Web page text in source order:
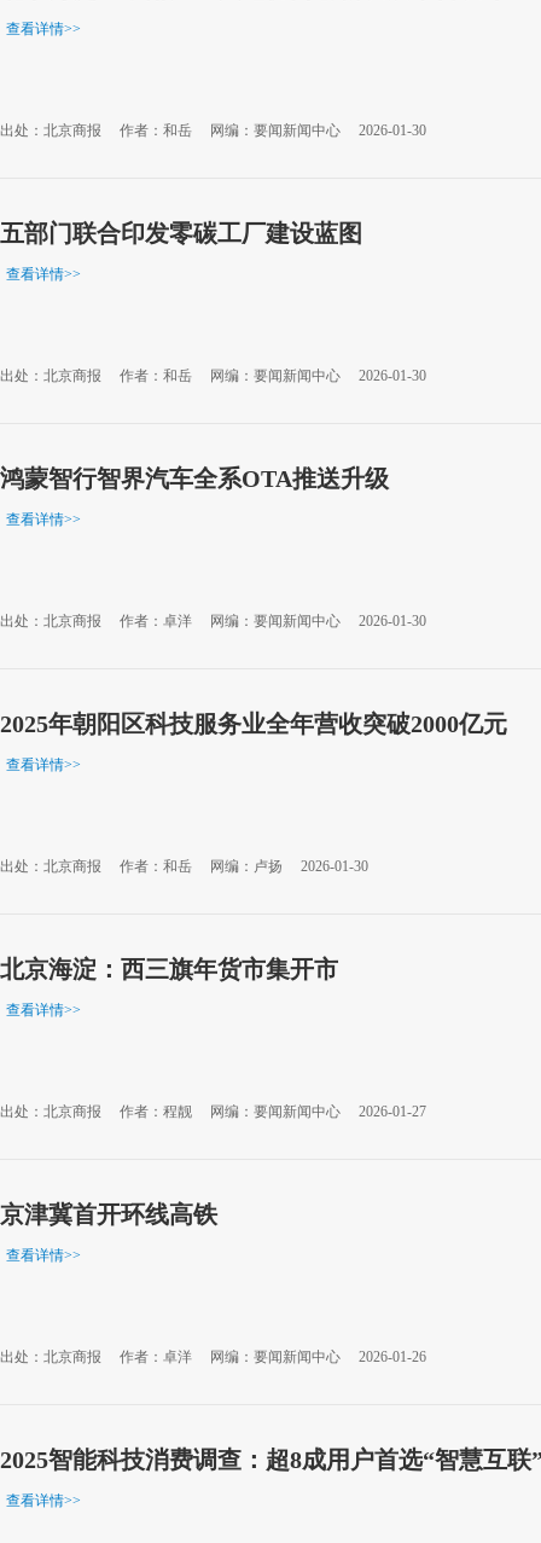
查看详情>>
出处：北京商报 作者：和岳 网编：要闻新闻中心 2026-01-30
五部门联合印发零碳工厂建设蓝图
查看详情>>
出处：北京商报 作者：和岳 网编：要闻新闻中心 2026-01-30
鸿蒙智行智界汽车全系OTA推送升级
查看详情>>
出处：北京商报 作者：卓洋 网编：要闻新闻中心 2026-01-30
2025年朝阳区科技服务业全年营收突破2000亿元
查看详情>>
出处：北京商报 作者：和岳 网编：卢扬 2026-01-30
北京海淀：西三旗年货市集开市
查看详情>>
出处：北京商报 作者：程靓 网编：要闻新闻中心 2026-01-27
京津冀首开环线高铁
查看详情>>
出处：北京商报 作者：卓洋 网编：要闻新闻中心 2026-01-26
2025智能科技消费调查：超8成用户首选“智慧互联
查看详情>>